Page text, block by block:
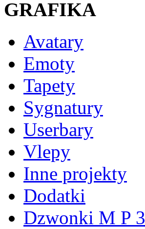
GRAFIKA
Avatary
Emoty
Tapety
Sygnatury
Userbary
Vlepy
Inne projekty
Dodatki
Dzwonki M P 3